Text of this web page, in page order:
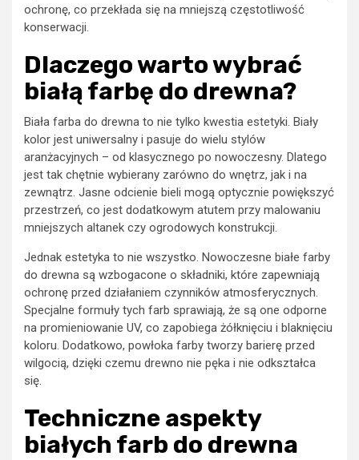
ochronę, co przekłada się na mniejszą częstotliwość
konserwacji.
Dlaczego warto wybrać
białą farbę do drewna?
Biała farba do drewna to nie tylko kwestia estetyki. Biały
kolor jest uniwersalny i pasuje do wielu stylów
aranżacyjnych – od klasycznego po nowoczesny. Dlatego
jest tak chętnie wybierany zarówno do wnętrz, jak i na
zewnątrz. Jasne odcienie bieli mogą optycznie powiększyć
przestrzeń, co jest dodatkowym atutem przy malowaniu
mniejszych altanek czy ogrodowych konstrukcji.
Jednak estetyka to nie wszystko. Nowoczesne białe farby
do drewna są wzbogacone o składniki, które zapewniają
ochronę przed działaniem czynników atmosferycznych.
Specjalne formuły tych farb sprawiają, że są one odporne
na promieniowanie UV, co zapobiega żółknięciu i blaknięciu
koloru. Dodatkowo, powłoka farby tworzy barierę przed
wilgocią, dzięki czemu drewno nie pęka i nie odkształca
się.
Techniczne aspekty
białych farb do drewna